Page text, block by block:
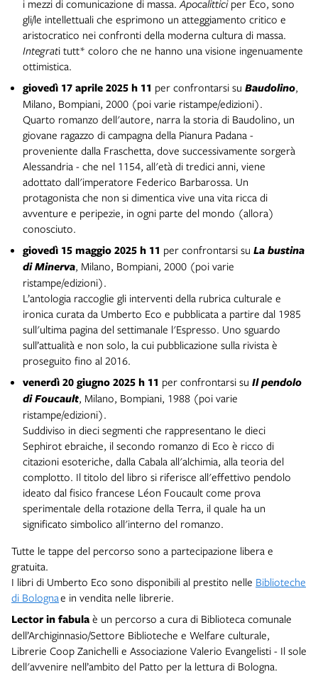
i mezzi di comunicazione di massa. Apocalitticiper Eco, sono
gli/le intellettuali che esprimono un atteggiamento critico e
aristocratico nei confronti della moderna cultura di massa.
Integrati tutt* coloro che ne hanno una visione ingenuamente
ottimistica.
giovedì 17 aprile 2025 h 11 per confrontarsi su Baudolino,
Milano, Bompiani, 2000 (poi varie ristampe/edizioni).
Quarto romanzo dell'autore, narra la storia di Baudolino, un
giovane ragazzo di campagna della Pianura Padana -
proveniente dalla Fraschetta, dove successivamente sorgerà
Alessandria - che nel 1154, all'età di tredici anni, viene
adottato dall'imperatore Federico Barbarossa. Un
protagonista che non si dimentica vive una vita ricca di
avventure e peripezie, in ogni parte del mondo (allora)
conosciuto.
giovedì 15 maggio 2025 h 11 per confrontarsi su La bustina
di Minerva, Milano, Bompiani, 2000 (poi varie
ristampe/edizioni).
L’antologia raccoglie gli interventi della rubrica culturale e
ironica curata da Umberto Eco e pubblicata a partire dal 1985
sull'ultima pagina del settimanale l'Espresso. Uno sguardo
sull’attualità e non solo, la cui pubblicazione sulla rivista è
proseguito fino al 2016.
venerdì 20 giugno 2025 h 11 per confrontarsi su Il pendolo
di Foucault, Milano, Bompiani, 1988 (poi varie
ristampe/edizioni).
Suddiviso in dieci segmenti che rappresentano le dieci
Sephirot ebraiche, il secondo romanzo di Eco è ricco di
citazioni esoteriche, dalla Cabala all'alchimia, alla teoria del
complotto. Il titolo del libro si riferisce all'effettivo pendolo
ideato dal fisico francese Léon Foucault come prova
sperimentale della rotazione della Terra, il quale ha un
significato simbolico all'interno del romanzo.
Tutte le tappe del percorso sono a partecipazione libera e
gratuita.
I libri di Umberto Eco sono disponibili al prestito nelle Biblioteche
di Bolognae in vendita nelle librerie.
Lector in fabula è un percorso a cura di Biblioteca comunale
dell’Archiginnasio/Settore Biblioteche e Welfare culturale,
Librerie Coop Zanichelli e Associazione Valerio Evangelisti - Il sole
dell'avvenire nell’ambito del Patto per la lettura di Bologna.